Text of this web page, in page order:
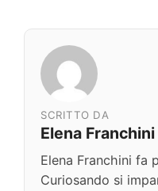
SCRITTO DA
Elena Franchini
Elena Franchini fa
Curiosando si